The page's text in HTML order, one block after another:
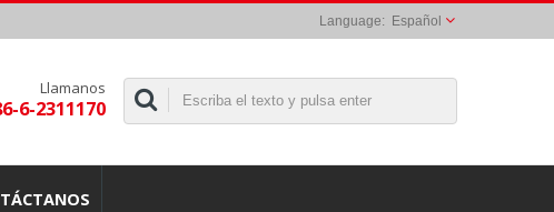
Español
Llamanos
6-2311170